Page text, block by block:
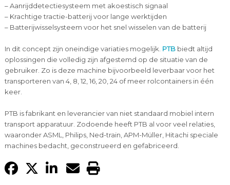
– Aanrijddetectiesysteem met akoestisch signaal
– Krachtige tractie-batterij voor lange werktijden
– Batterijwisselsysteem voor het snel wisselen van de batterij
In dit concept zijn oneindige variaties mogelijk. PTBbiedt altijd
oplossingen die volledig zijn afgestemd op de situatie van de
gebruiker. Zo is deze machine bijvoorbeeld leverbaar voor het
transporteren van 4, 8, 12, 16, 20, 24 of meer rolcontainers in één
keer.
PTB is fabrikant en leverancier van niet standaard mobiel intern
transport apparatuur. Zodoende heeft PTB al voor veel relaties,
waaronder ASML, Philips, Ned-train, APM-Müller, Hitachi speciale
machines bedacht, geconstrueerd en gefabriceerd.